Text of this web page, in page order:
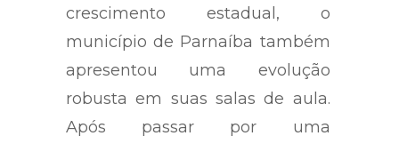
crescimento estadual, o
município de Parnaíba também
apresentou uma evolução
robusta em suas salas de aula.
Após passar por uma